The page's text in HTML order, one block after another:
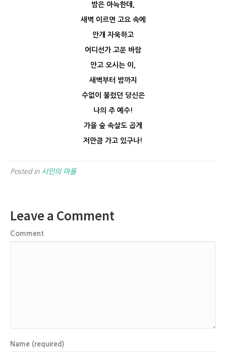
밤은 아늑한데,
새벽 이르면 고요 속에
안개 자욱하고
어디선가 고운 바람
안고 오시는 이,
새벽부터 밤까지
수없이 불렀던 당신은
나의 주 예수!
가을 숲 속살도 곱게
저만큼 가고 있구나!
Posted in 시인의 마을
Leave a Comment
Comment
Name (required)